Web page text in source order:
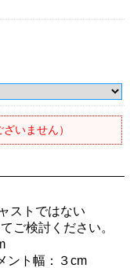
いません）
ストではない
ご検討ください。
ト幅：３cm